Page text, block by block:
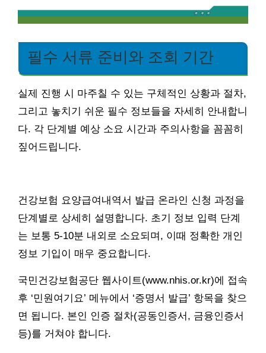
필수 서류 준비와 조회 기간
실제 진행 시 마주칠 수 있는 구체적인 상황과 절차,
그리고 놓치기 쉬운 필수 정보들을 자세히 안내합니
다. 각 단계별 예상 소요 시간과 주의사항을 꼼꼼히
짚어드립니다.
건강보험 요양급여내역서 발급 온라인 신청 과정을
단계별로 상세히 설명합니다. 초기 정보 입력 단계
는 보통 5-10분 내외로 소요되며, 이때 정확한 개인
정보 기입이 매우 중요합니다.
국민건강보험공단 웹사이트(www.nhis.or.kr)에 접속
후 ‘민원여기요’ 메뉴에서 ‘증명서 발급’ 항목을 찾으
면 됩니다. 본인 인증 절차(공동인증서, 금융인증서
등)를 거쳐야 합니다.